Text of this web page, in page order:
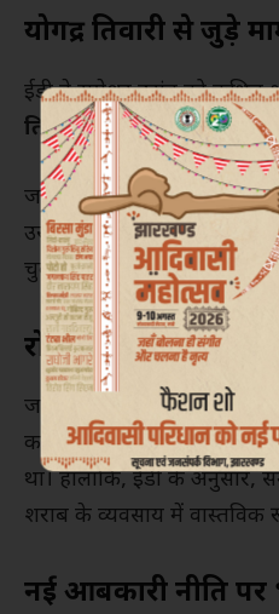
योगेंद्र तिवारी से जुड़े
ईडी ने रामेश्वर उरांव को
तिवारीसे जुड़े मामले में पूछताछ
जांच के दौरान ईडी पहले ही
उरांव और अन्य संबंधित लोगों के
चुकी है। तभी से पिता-पुत्र का
रोहित उरांव से
जांच में यह भी सामने आया था
कारोबार के लिए एक
था। हालांकि, ईडी के अनुसार,
शराब के व्यवसाय में वास्तविक
नई आबकारी नीति